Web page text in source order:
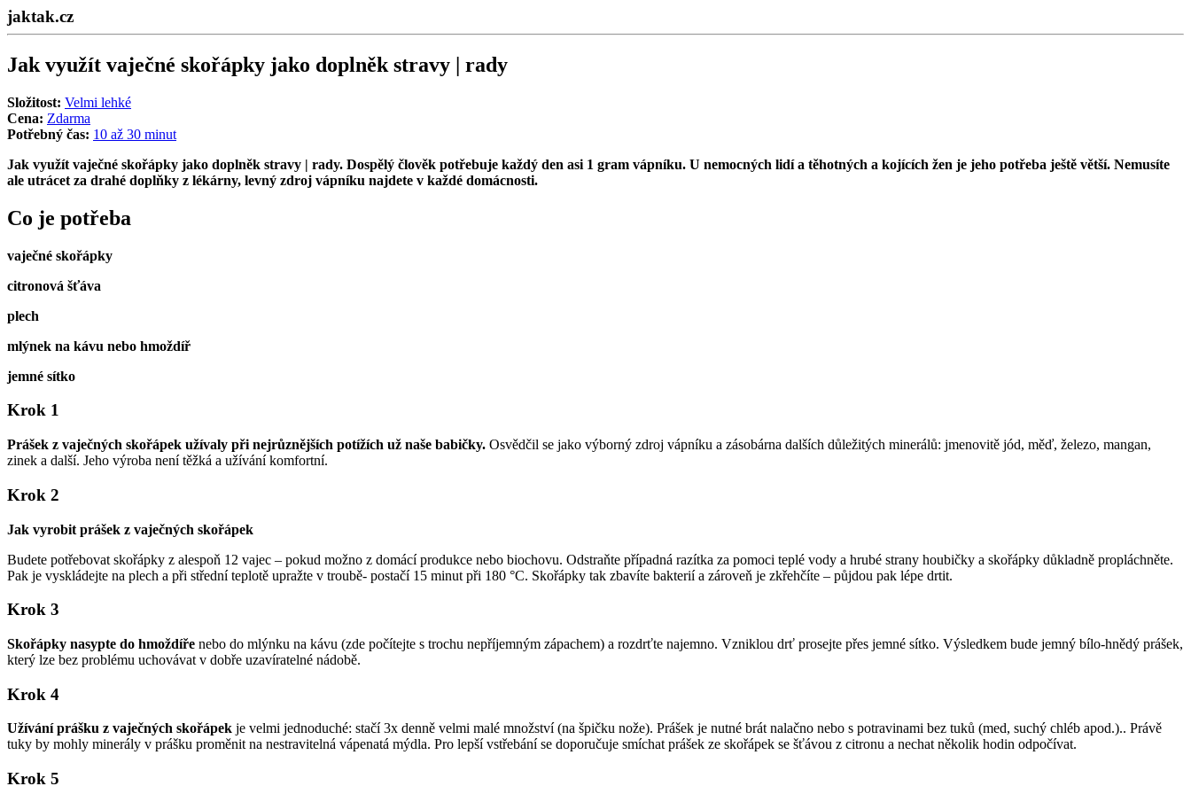
jaktak.cz
Jak využít vaječné skořápky jako doplněk stravy | rady
Složitost: Velmi lehké
Cena: Zdarma
Potřebný čas: 10 až 30 minut
Jak využít vaječné skořápky jako doplněk stravy | rady. Dospělý člověk potřebuje každý den asi 1 gram vápníku. U nemocných lidí a těhotných a kojících žen je jeho potřeba ještě větší. Nemusíte
ale utrácet za drahé doplňky z lékárny, levný zdroj vápníku najdete v každé domácnosti.
Co je potřeba
vaječné skořápky
citronová šťáva
plech
mlýnek na kávu nebo hmoždíř
jemné sítko
Krok 1
Prášek z vaječných skořápek užívaly při nejrůznějších potížích už naše babičky. Osvědčil se jako výborný zdroj vápníku a zásobárna dalších důležitých minerálů: jmenovitě jód, měď, železo, mangan,
zinek a další. Jeho výroba není těžká a užívání komfortní.
Krok 2
Jak vyrobit prášek z vaječných skořápek
Budete potřebovat skořápky z alespoň 12 vajec – pokud možno z domácí produkce nebo biochovu. Odstraňte případná razítka za pomoci teplé vody a hrubé strany houbičky a skořápky důkladně propláchněte.
Pak je vyskládejte na plech a při střední teplotě upražte v troubě- postačí 15 minut při 180 °C. Skořápky tak zbavíte bakterií a zároveň je zkřehčíte – půjdou pak lépe drtit.
Krok 3
Skořápky nasypte do hmoždíře nebo do mlýnku na kávu (zde počítejte s trochu nepříjemným zápachem) a rozdrťte najemno. Vzniklou drť prosejte přes jemné sítko. Výsledkem bude jemný bílo-hnědý prášek,
který lze bez problému uchovávat v dobře uzavíratelné nádobě.
Krok 4
Užívání prášku z vaječných skořápek je velmi jednoduché: stačí 3x denně velmi malé množství (na špičku nože). Prášek je nutné brát nalačno nebo s potravinami bez tuků (med, suchý chléb apod.).. Právě
tuky by mohly minerály v prášku proměnit na nestravitelná vápenatá mýdla. Pro lepší vstřebání se doporučuje smíchat prášek ze skořápek se šťávou z citronu a nechat několik hodin odpočívat.
Krok 5